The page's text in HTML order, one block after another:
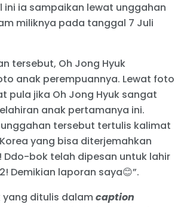
ini ia sampaikan lewat unggahan
miliknya pada tanggal 7 Juli
tersebut, Oh Jong Hyuk
anak perempuannya. Lewat foto
pula jika Oh Jong Hyuk sangat
anak pertamanya ini.
unggahan tersebut tertulis kalimat
yang bisa diterjemahkan
Ddo-bok telah dipesan untuk lahir
Demikian laporan saya😊”.
ditulis dalamcaption